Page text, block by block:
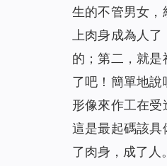
生的不管男女，
上肉身成為人
的；第二，就
了吧！簡單地說
形像來作工在受
這是最起碼該
了肉身，成了人。